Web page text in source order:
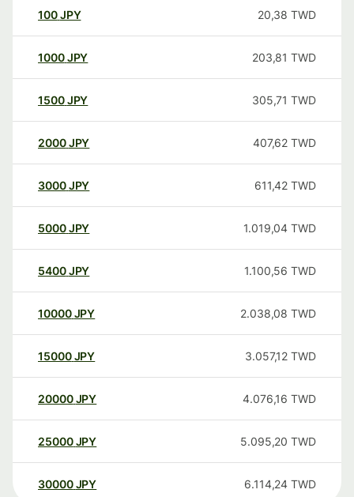
100JPY 20,38 TWD
1000JPY 203,81 TWD
1500JPY 305,71 TWD
2000JPY 407,62 TWD
3000JPY 611,42 TWD
5000JPY 1.019,04 TWD
5400JPY 1.100,56 TWD
10000 JPY 2.038,08 TWD
15000 JPY 3.057,12 TWD
20000 JPY 4.076,16 TWD
25000 JPY 5.095,20 TWD
30000 JPY 6.114,24 TWD